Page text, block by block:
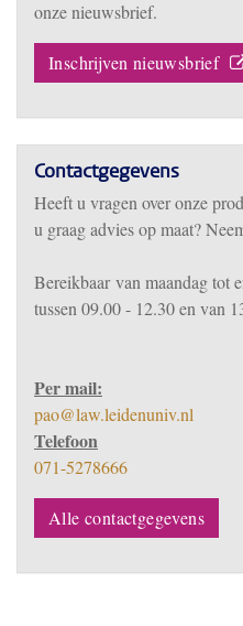
onze nieuwsbrief.
Inschrijven nieuwsbrief
Contactgegevens
Heeft u vragen over onze
u graag advies op maat?
Bereikbaarvan maandag tot
tussen 09.00 - 12.30 en van
Per mail:
pao@law.leidenuniv.nl
Telefoon
071-5278666
Alle contactgegevens